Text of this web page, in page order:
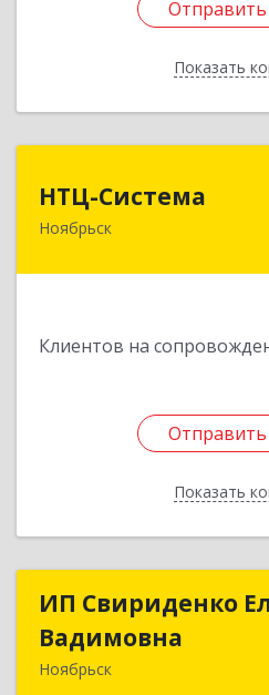
Отправить
Показать
Отправить
НТЦ-Система
Ноябрьск
Клиентов на
Отправить
Показать
629804, Ямало-Ненецкий
Отправить
ИП Свириденко
Вадимовна
Ноябрьск
ИП